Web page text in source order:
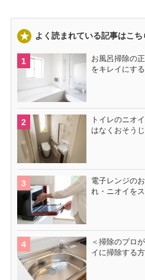
よく読まれている記事はこち
お風呂掃除の
をキレイにす
トイレのニオ
はなくおそう
電子レンジの
れ・ニオイを
＜掃除のプロ
イに掃除する